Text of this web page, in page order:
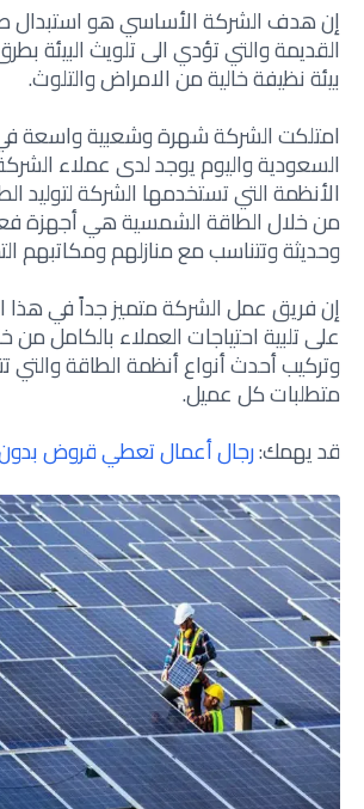
إن هدف الشركة الأساسي هو استبدال
القديمة والتي تؤدي الى تلويث البيئة
بيئة نظيفة خالية من الامراض والتلوث.
امتلكت الشركة شهرة وشعبية واسعة في
السعودية واليوم يوجد لدى عملاء
الأنظمة التي تستخدمها الشركة لتوليد
من خلال الطاقة الشمسية هي أجهزة
وحديثة وتتناسب مع منازلهم ومكاتبهم
إن فريق عمل الشركة متميز جداً في
على تلبية احتياجات العملاء بالكامل
وتركيب أحدث أنواع أنظمة الطاقة والتي
متطلبات كل عميل.
قد يهمك:رجال أعمال تعطي قروض